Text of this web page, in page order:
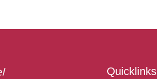
Quicklinks